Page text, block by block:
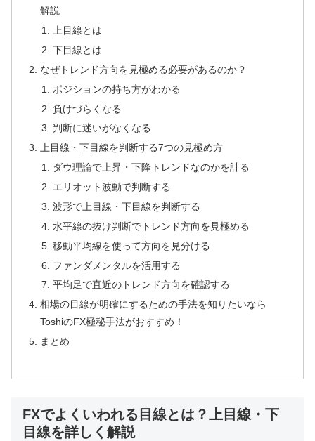
解説
上目線とは
下目線とは
なぜトレンド方向を見極める必要があるのか？
ポジションの持ち方がわかる
負けづらくなる
判断に迷いがなくなる
上目線・下目線を判断する7つの見極め方
ダウ理論で上昇・下降トレンドなのかを計る
エリオット波動で判断する
波形で上目線・下目線を判断する
水平線の抜け判断でトレンド方向を見極める
移動平均線を使って方向を見分ける
ファンダメンタルを活用する
平均足で直近のトレンド方向を確認する
相場の目線が明確にするための手法を知りたいなら
ToshiのFX極秘手法がおすすめ！
まとめ
FXでよくいわれる目線とは？上目線・下
目線を詳しく解説